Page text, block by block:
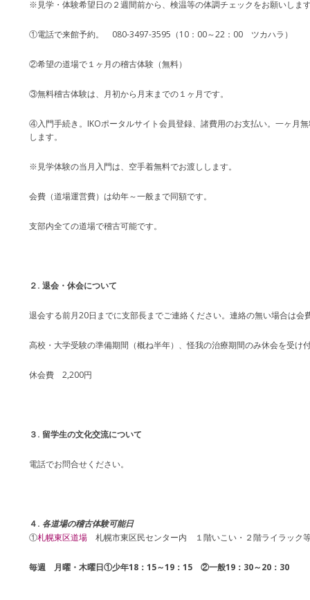
※見学・体験希望日の２週間前から、検温等の体調チェックをお願いしま
①電話で来館予約。 080-3497-3595（10：00～22：00 ツカハラ）
②希望の道場で１ヶ月の稽古体験（無料）
③無料稽古体験は、月初から月末までの１ヶ月です。
④入門手続き。IKOポータルサイト会員登録、諸費用のお支払い。一ヶ月
します。
※見学体験の当月入門は、空手着無料でお渡しします。
会費（道場運営費）は幼年～一般まで同額です。
支部内全ての道場で稽古可能です。
２. 退会・休会について
退会する前月20日までに支部長までご連絡ください。連絡の無い場合は会
高校・大学受験の準備期間（概ね半年）、怪我の治療期間のみ休会を受け
休会費 2,200円
３. 留学生の文化交流について
電話でお問合せください。
４. 各道場の稽古体験可能日
①札幌東区道場札幌市東区民センター内 １階いこい・２階ライラック
毎週 月曜・木曜日①少年18：15～19：15 ②一般19：30～20：30